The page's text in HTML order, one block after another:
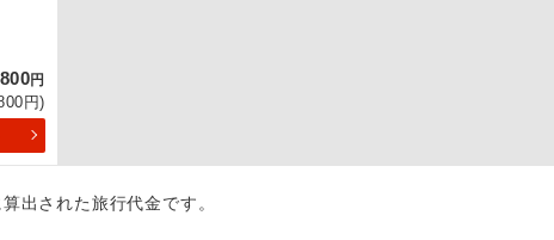
円
円)
出された旅行代金です。
お部屋食
ベルイヤホン
1名様催行 1名様から出発可能な個人型プランです。